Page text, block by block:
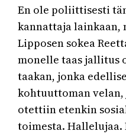
En ole poliittisesti
kannattaja lainkaan,
Lipposen sokea
monelle taas jallitus
taakan, jonka
kohtuuttoman
otettiin etenkin
toimesta.